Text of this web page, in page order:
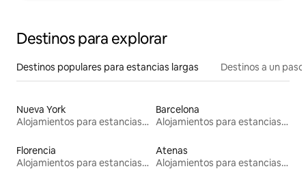
Destinos para explorar
Destinos populares para estancias largas Destinos a un
Nueva York
Alojamientos para estancias largas
Barcelona
Alojamientos para estancias largas
Florencia
Alojamientos para estancias largas
Atenas
Alojamientos para estancias largas